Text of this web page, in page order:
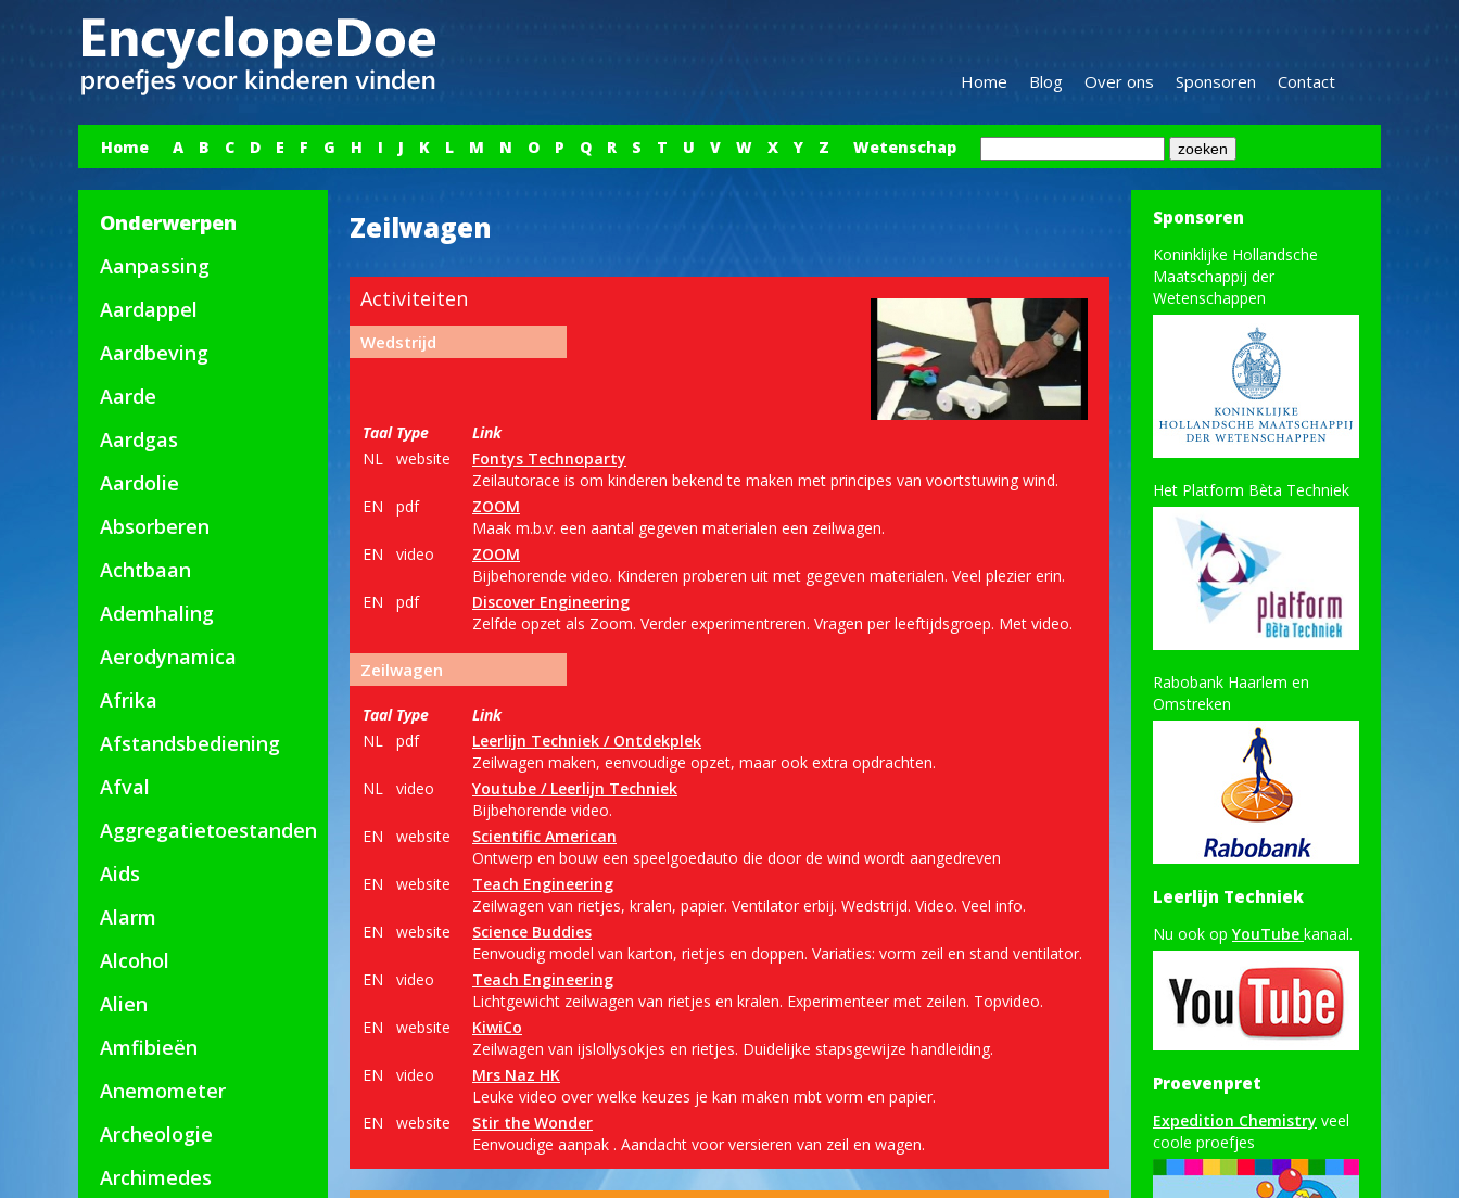
Home Blog Over ons Sponsoren Contact
Home A B C D E F G H I J K L M N O P Q R S T U V W X Y Z Wetenschap
Onderwerpen
Aanpassing
Aardappel
Aardbeving
Aarde
Aardgas
Aardolie
Absorberen
Achtbaan
Ademhaling
Aerodynamica
Afrika
Afstandsbediening
Afval
Aggregatietoestanden
Aids
Alarm
Alcohol
Alien
Amfibieën
Anemometer
Archeologie
Archimedes
Zeilwagen
Activiteiten
Wedstrijd
Taal Type
Link
NL
website
Fontys Technoparty
Zeilautorace is om kinderen bekend te maken met principes van voortstuwing wind.
EN
pdf
ZOOM
Maak m.b.v. een aantal gegeven materialen een zeilwagen.
EN
video
ZOOM
Bijbehorende video. Kinderen proberen uit met gegeven materialen. Veel plezier erin.
EN
pdf
Discover Engineering
Zelfde opzet als Zoom. Verder experimentreren. Vragen per leeftijdsgroep. Met video.
Zeilwagen
Taal Type
Link
NL
pdf
Leerlijn Techniek / Ontdekplek
Zeilwagen maken, eenvoudige opzet, maar ook extra opdrachten.
NL
video
Youtube / Leerlijn Techniek
Bijbehorende video.
EN
website
Scientific American
Ontwerp en bouw een speelgoedauto die door de wind wordt aangedreven
EN
website
Teach Engineering
Zeilwagen van rietjes, kralen, papier. Ventilator erbij. Wedstrijd. Video. Veel info.
EN
website
Science Buddies
Eenvoudig model van karton, rietjes en doppen. Variaties: vorm zeil en stand ventilator.
EN
video
Teach Engineering
Lichtgewicht zeilwagen van rietjes en kralen. Experimenteer met zeilen. Topvideo.
EN
website
KiwiCo
Zeilwagen van ijslollysokjes en rietjes. Duidelijke stapsgewijze handleiding.
EN
video
Mrs Naz HK
Leuke video over welke keuzes je kan maken mbt vorm en papier.
EN
website
Stir the Wonder
Eenvoudige aanpak . Aandacht voor versieren van zeil en wagen.
Sponsoren
Koninklijke Hollandsche
Maatschappij der
Wetenschappen
Het Platform Bèta Techniek
Rabobank Haarlem en
Omstreken
Leerlijn Techniek
Nu ook opYouTube kanaal.
Proevenpret
Expedition Chemistry veel
coole proefjes